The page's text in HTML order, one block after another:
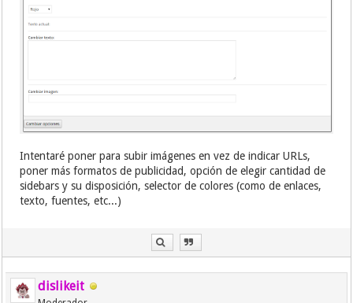
Intentaré poner para subir imágenes en vez de indicar URLs,
poner más formatos de publicidad, opción de elegir cantidad de
sidebars y su disposición, selector de colores (como de enlaces,
texto, fuentes, etc...)
dislikeit